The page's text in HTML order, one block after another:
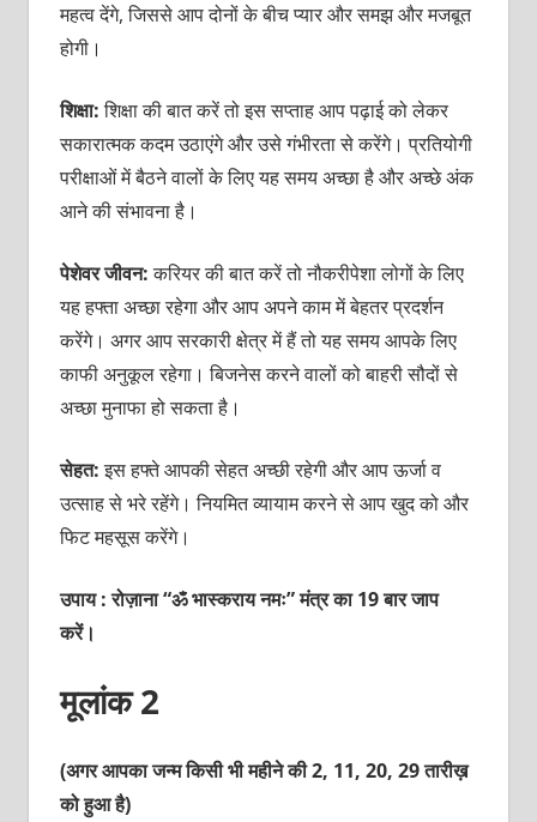
महत्व देंगे, जिससे आप दोनों के बीच प्यार और समझ और मजबूत
होगी।
शिक्षा:शिक्षा की बात करें तो इस सप्ताह आप पढ़ाई को लेकर
सकारात्मक कदम उठाएंगे और उसे गंभीरता से करेंगे। प्रतियोगी
परीक्षाओं में बैठने वालों के लिए यह समय अच्छा है और अच्छे अंक
आने की संभावना है।
पेशेवर जीवन:करियर की बात करें तो नौकरीपेशा लोगों के लिए
यह हफ्ता अच्छा रहेगा और आप अपने काम में बेहतर प्रदर्शन
करेंगे। अगर आप सरकारी क्षेत्र में हैं तो यह समय आपके लिए
काफी अनुकूल रहेगा। बिजनेस करने वालों को बाहरी सौदों से
अच्छा मुनाफा हो सकता है।
सेहत:इस हफ्ते आपकी सेहत अच्छी रहेगी और आप ऊर्जा व
उत्साह से भरे रहेंगे। नियमित व्यायाम करने से आप खुद को और
फिट महसूस करेंगे।
उपाय : रोज़ाना “ॐ भास्कराय नमः” मंत्र का 19 बार जाप
करें।
मूलांक 2
(अगर आपका जन्म किसी भी महीने की 2, 11, 20, 29 तारीख़
को हुआ है)